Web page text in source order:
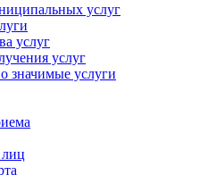
услуг
услуг
услуг
значимые услуги